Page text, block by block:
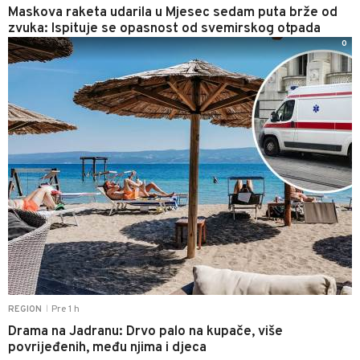
Maskova raketa udarila u Mjesec sedam puta brže od
zvuka: Ispituje se opasnost od svemirskog otpada
REGION Pre 1 h
Drama na Jadranu: Drvo palo na kupače, više
povrijeđenih, među njima i djeca
0